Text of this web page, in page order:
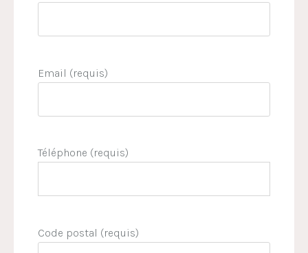
Email (requis)
Téléphone (requis)
Code postal (requis)